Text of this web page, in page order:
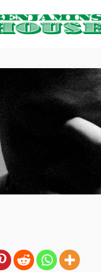
EXCLUSIVE
GLOBAL
LOGIN